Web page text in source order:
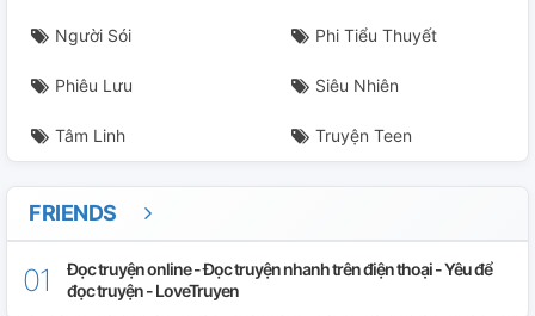
Người Sói Phi Tiểu Thuyết
Phiêu Lưu Siêu Nhiên
Tâm Linh Truyện Teen
FRIENDS
Đọc truyện online - Đọc truyện nhanh trên điện thoại - Yêu để
đọc truyện - LoveTruyen